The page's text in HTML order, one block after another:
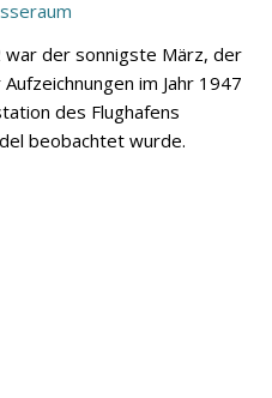
war der sonnigste März, der
im Jahr 1947
des Flughafens
beobachtet wurde.